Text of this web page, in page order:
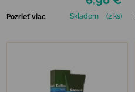
Pozrieť viac Skladom (2 ks)